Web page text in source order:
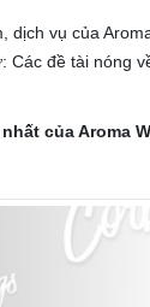
dịch vụ của
Các đề tài nóng
của Aroma